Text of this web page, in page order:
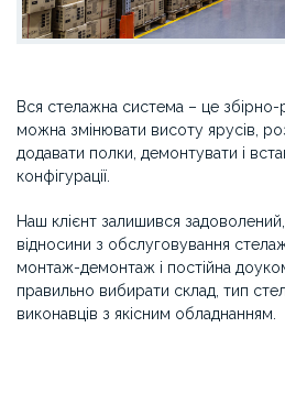
Вся стелажна система – це збірно-
можна змінювати висоту ярусів,
додавати полки, демонтувати і
конфігурації.
Наш клієнт залишився
відносини з обслуговування
монтаж-демонтаж і постійна
правильно вибирати склад, тип
виконавців з якісним обладнанням.